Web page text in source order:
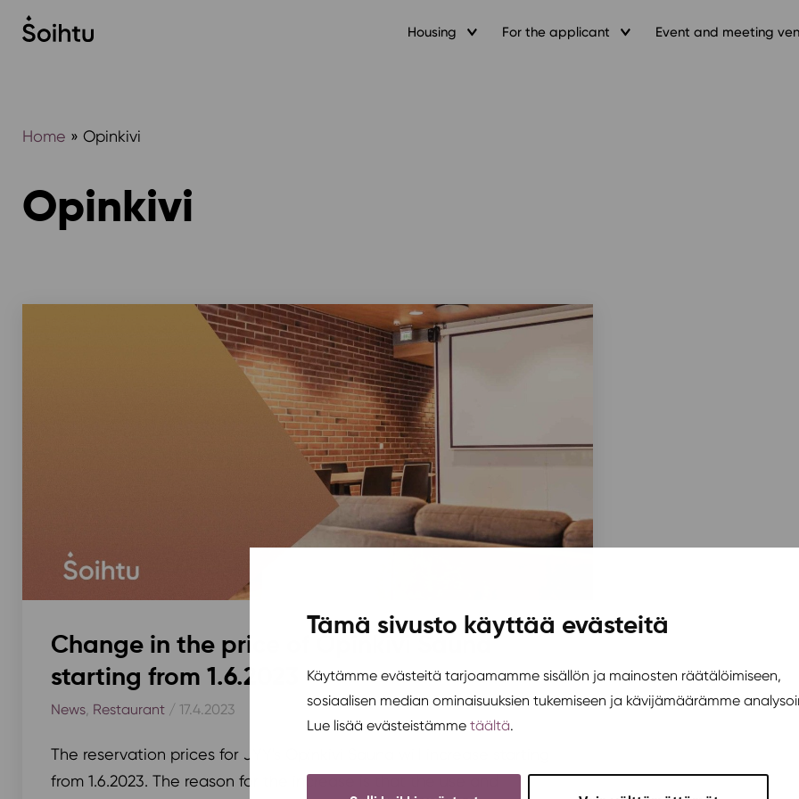
Tämä sivusto käyttää evästeitä
Käytämme evästeitä tarjoamamme sisällön ja mainosten räätälöimiseen,
sosiaalisen median ominaisuuksien tukemiseen ja kävijämäärämme
Lue lisää evästeistämme täältä.
Siirry
sisältöön
Housing For the applicant Event and meeting
Home » Opinkivi
Opinkivi
Change in the price of Opinkivi Sauna
starting from 1.6.2023
News, Restaurant/ 17.4.2023
The reservation prices for JYY's Opinkivi Sauna will increase starting
from 1.6.2023. The reason for the increase is that the use and